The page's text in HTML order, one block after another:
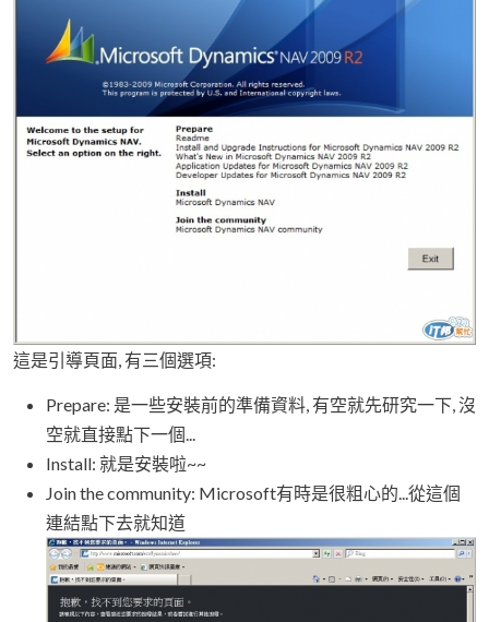
這是引導頁面, 有三個選項:
Prepare: 是一些安裝前的準備資料, 有空就先研究一下, 沒
空就直接點下一個...
Install: 就是安裝啦~~
Join the community: Microsoft有時是很粗心的...從這個
連結點下去就知道